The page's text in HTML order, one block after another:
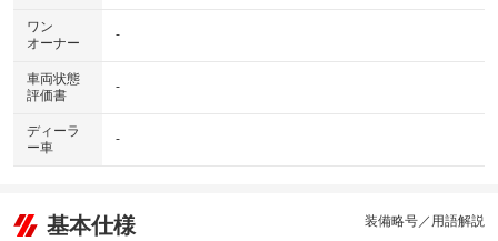
ワン
オーナー
-
車両状態
評価書
-
ディーラ
ー車
-
基本仕様 装備略号／用語解説